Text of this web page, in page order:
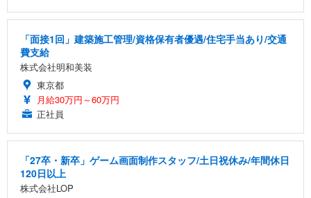
「面接1回」建築施工管理/資格保有者優遇/住宅手当あり/交通
費支給
株式会社明和美装
東京都
月給30万円～60万円
正社員
「27卒・新卒」ゲーム画面制作スタッフ/土日祝休み/年間休日
120日以上
株式会社LOP